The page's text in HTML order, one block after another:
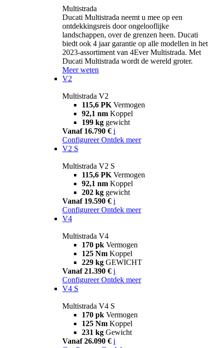
Multistrada
Ducati Multistrada neemt u mee op een
ontdekkingsreis door ongelooflijke
landschappen, over de grenzen heen. Ducati
biedt ook 4 jaar garantie op alle modellen in het
2023-assortiment van 4Ever Multistrada. Met
Ducati Multistrada wordt de wereld groter.
Meer weten
V2
Multistrada V2
115,6 PK Vermogen
92,1 nm Koppel
199 kg gewicht
Vanaf 16.790 € i
Configureer Ontdek meer
V2 S
Multistrada V2 S
115,6 PK Vermogen
92,1 nm Koppel
202 kg gewicht
Vanaf 19.590 € i
Configureer Ontdek meer
V4
Multistrada V4
170 pk Vermogen
125 Nm Koppel
229 kg GEWICHT
Vanaf 21.390 € i
Configureer Ontdek meer
V4 S
Multistrada V4 S
170 pk Vermogen
125 Nm Koppel
231 kg Gewicht
Vanaf 26.090 € i